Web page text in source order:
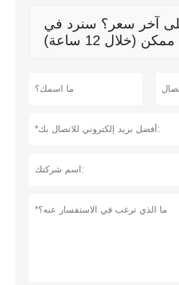
آخر سعر؟ سنرد في
(خلال 12 ساعة)